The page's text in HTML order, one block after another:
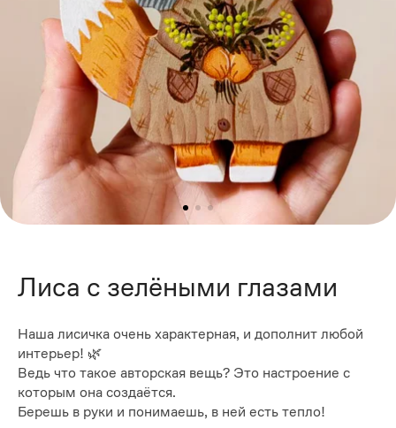
Лиса с зелёными глазами
Наша лисичка очень характерная, и дополнит любой
интерьер! 🌿
Ведь что такое авторская вещь? Это настроение с
которым она создаётся.
Берешь в руки и понимаешь, в ней есть тепло!